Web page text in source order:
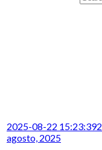
2025-08-22 15:23:39
agosto, 2025